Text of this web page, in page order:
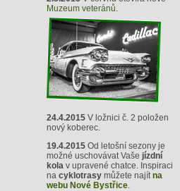
Muzeum veteránů.
24.4.2015 V ložnici č. 2 položen
nový koberec.
19.4.2015 Od letošní sezony je
možné uschovávat Vaše jízdní
kola v upravené chatce. Inspiraci
na cyklotrasy můžete najítna
webu Nové Bystřice.